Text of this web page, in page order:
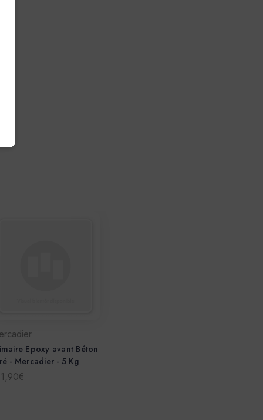
Epoxy avant Béton
- Mercadier - 5 Kg